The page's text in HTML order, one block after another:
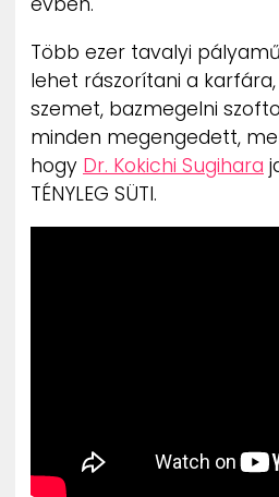
Több ezer tavalyi
lehet rászorítani a
szemet, bazmegelni
minden megengedett,
hogy Dr. Kokichi Sugihara
TÉNYLEG SÜTI.